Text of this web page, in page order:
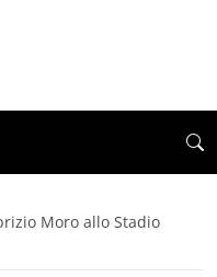
Moro allo Stadio